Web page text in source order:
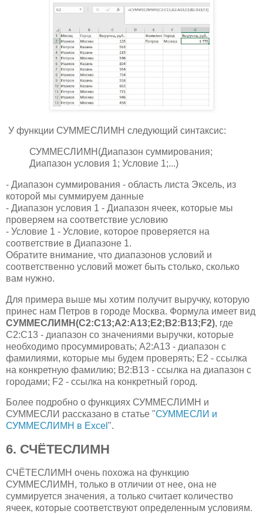
У функции СУММЕСЛИМН следующий синтаксис:
СУММЕСЛИМН(Диапазон суммирования;
Диапазон условия 1; Условие 1;...)
- Диапазон суммирования - область листа Эксель, из
которой мы суммируем данные
- Диапазон условия 1 - Диапазон ячеек, которые мы
проверяем на соответствие условию
- Условие 1 - Условие, которое проверяется на
соответствие в Диапазоне 1.
Обратите внимание, что диапазонов условий и
соответственно условий может быть столько, сколько
вам нужно.
Для примера выше мы хотим получит выручку, которую
принес нам Петров в городе Москва. Формула имеет вид
СУММЕСЛИМН(C2:C13;A2:A13;E2;B2:B13;F2), где
C2:C13 - диапазон со значениями выручки, которые
необходимо просуммировать; А2:А13 - диапазон с
фамилиями, которые мы будем проверять; Е2 - ссылка
на конкретную фамилию; B2:B13 - ссылка на диапазон с
городами; F2 - ссылка на конкретный город.
Более подробно о функциях СУММЕСЛИМН и
СУММЕСЛИ рассказано в статье "СУММЕСЛИ и
СУММЕСЛИМН в Excel ".
6. СЧЁТЕСЛИМН
СЧЁТЕСЛИМН очень похожа на функцию
СУММЕСЛИМН, только в отличии от нее, она не
суммируется значения, а только считает количество
ячеек, которые соответствуют определенным условиям.